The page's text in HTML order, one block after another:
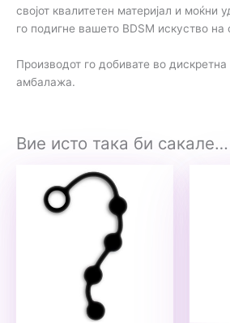
својот квалитетен материјал и моќни
го подигне вашето BDSM искуство на
Производот го добивате во
амбалажа.
Вие исто така би сакале…